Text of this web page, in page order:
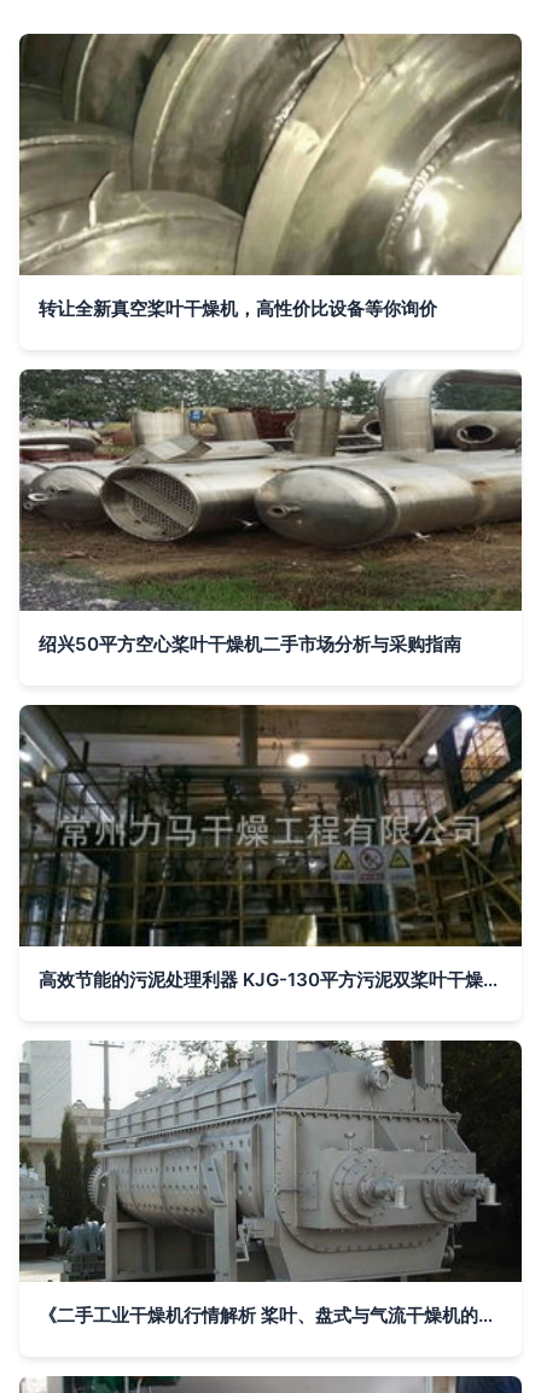
转让全新真空桨叶干燥机，高性价比设备等你询价
绍兴50平方空心桨叶干燥机二手市场分析与采购指南
高效节能的污泥处理利器 KJG-130平方污泥双桨叶干燥机深度解析
《二手工业干燥机行情解析 桨叶、盘式与气流干燥机的实用指南》